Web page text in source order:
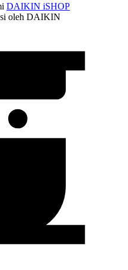
DAIKIN iSHOP
oleh DAIKIN